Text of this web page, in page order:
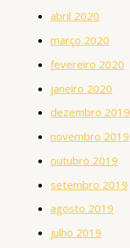
abril 2020
março 2020
fevereiro 2020
janeiro 2020
dezembro 2019
novembro 2019
outubro 2019
setembro 2019
agosto 2019
julho 2019